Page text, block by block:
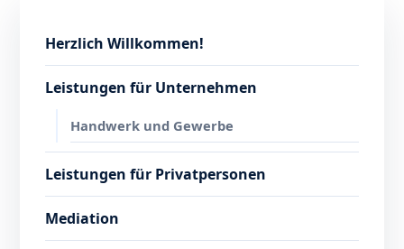
Herzlich Willkommen!
Leistungen für Unternehmen
Handwerk und Gewerbe
Leistungen für Privatpersonen
Mediation